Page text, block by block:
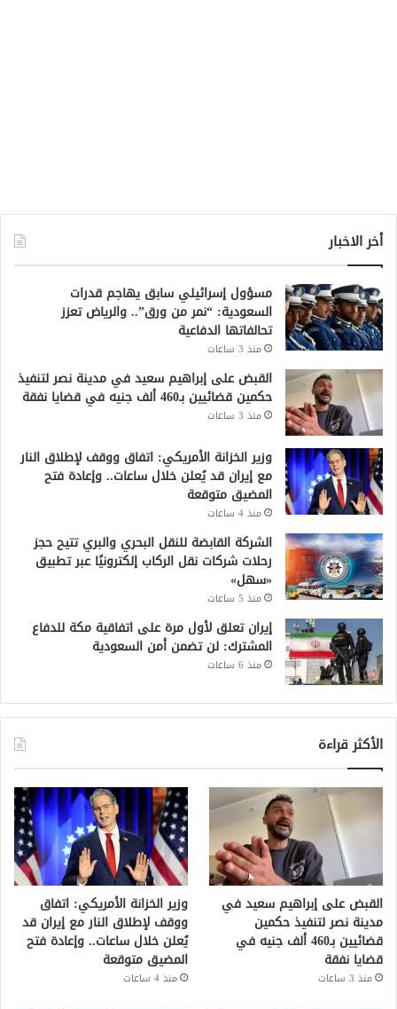
أخر الاخبار
مسؤول إسرائيلي سابق يهاجم قدرات
السعودية: “نمر من ورق”.. والرياض تعزز
تحالفاتها الدفاعية
منذ 3 ساعات
القبض على إبراهيم سعيد في مدينة نصر لتنفيذ
حكمين قضائيين بـ460 ألف جنيه في قضايا نفقة
منذ 3 ساعات
وزير الخزانة الأمريكي: اتفاق ووقف لإطلاق النار
مع إيران قد يُعلن خلال ساعات.. وإعادة فتح
المضيق متوقعة
منذ 4 ساعات
الشركة القابضة للنقل البحري والبري تتيح حجز
رحلات شركات نقل الركاب إلكترونيًا عبر تطبيق
«سهل»
منذ 5 ساعات
إيران تعلق لأول مرة على اتفاقية مكة للدفاع
المشترك: لن تضمن أمن السعودية
منذ 6 ساعات
الأكثر قراءة
القبض على إبراهيم سعيد في
مدينة نصر لتنفيذ حكمين
قضائيين بـ460 ألف جنيه في
قضايا نفقة
منذ 3 ساعات
وزير الخزانة الأمريكي: اتفاق
ووقف لإطلاق النار مع إيران قد
يُعلن خلال ساعات.. وإعادة فتح
المضيق متوقعة
منذ 4 ساعات